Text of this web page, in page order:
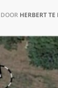
DOOR HERBERT